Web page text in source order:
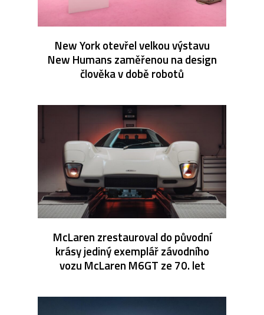
New York otevřel velkou výstavu
New Humans zaměřenou na design
člověka v době robotů
McLaren zrestauroval do původní
krásy jediný exemplář závodního
vozu McLaren M6GT ze 70. let